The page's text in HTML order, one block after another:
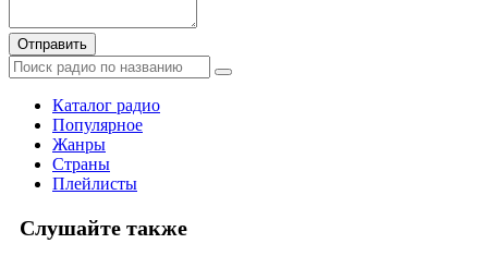
Отправить
Каталог радио
Популярное
Жанры
Страны
Плейлисты
Слушайте также